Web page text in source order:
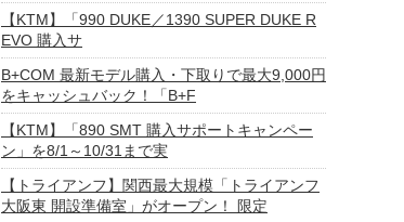
【KTM】「990 DUKE／1390 SUPER DUKE R
EVO 購入サ
B+COM 最新モデル購入・下取りで最大9,000円
をキャッシュバック！「B+F
【KTM】「890 SMT 購入サポートキャンペー
ン」を8/1～10/31まで実
【トライアンフ】関西最大規模「トライアンフ
大阪東 開設準備室」がオープン！ 限定